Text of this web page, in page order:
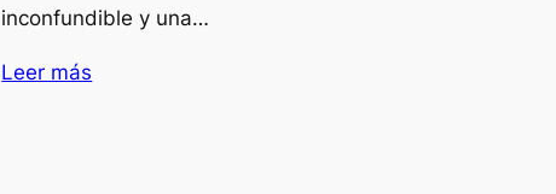
inconfundible y una…
Leer más